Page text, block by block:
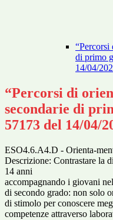
“Percorsi
di primo
14/04/
“Percorsi di
secondarie di
57173 del 14/04/
ESO4.6.A4.D - Orienta-
Descrizione: Contrastare la
14 anni
accompagnando i giovani
di secondo grado: non solo
di stimolo per conoscere
competenze attraverso